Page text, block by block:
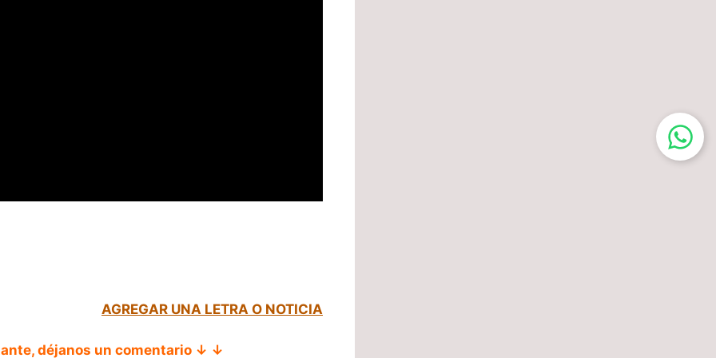
AGREGAR UNA LETRA O NOTICIA
déjanos un comentario ↓ ↓